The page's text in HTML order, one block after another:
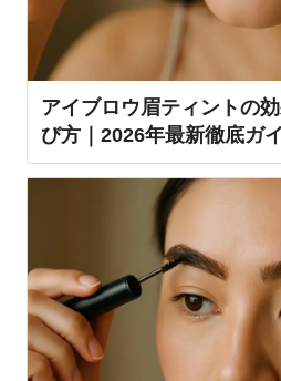
アイブロウ眉ティントの
び方｜2026年最新徹底ガ